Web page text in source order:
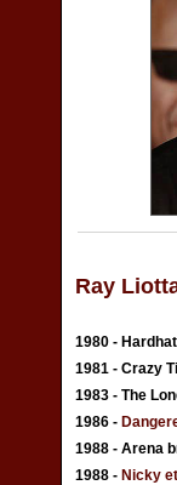
Ray
1980 -
1981 - Crazy
1983 - The
1986 -
1988 - Arena
1988 - Nicky